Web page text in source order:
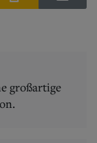
großartige